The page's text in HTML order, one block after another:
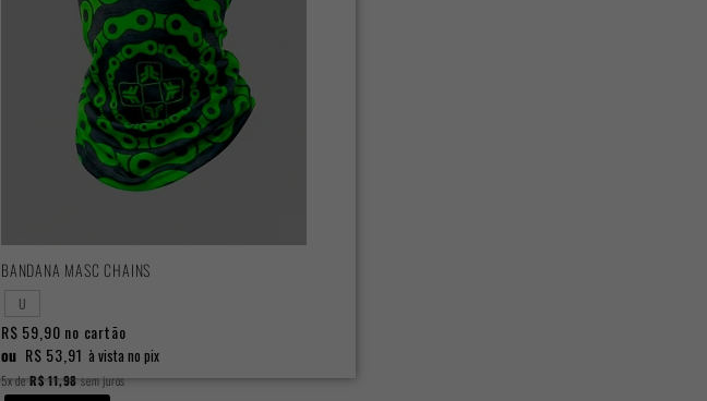
BANDANA MASC CHAINS
U
R$ 59,90 no cartão
ou R$ 53,91 à vista no pix
5xdeR$ 11,98sem juros